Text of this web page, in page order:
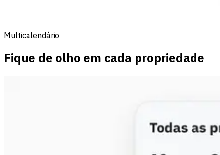
Multicalendário
Fique de olho em cada propriedade